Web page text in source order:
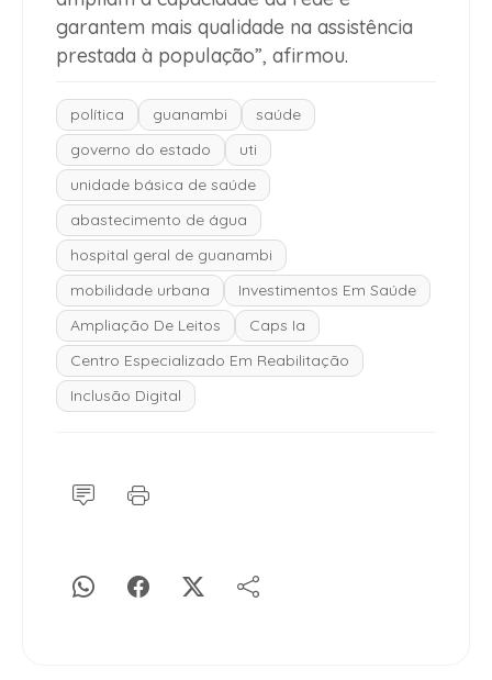
garantem mais qualidade na assistência
prestada à população”, afirmou.
política guanambi
saúde
governo do estado
uti
unidade básica de saúde
abastecimento de água
hospital geral de guanambi
mobilidade urbana
Investimentos Em Saúde
Ampliação De Leitos
Caps Ia
Centro Especializado Em Reabilitação
Inclusão Digital